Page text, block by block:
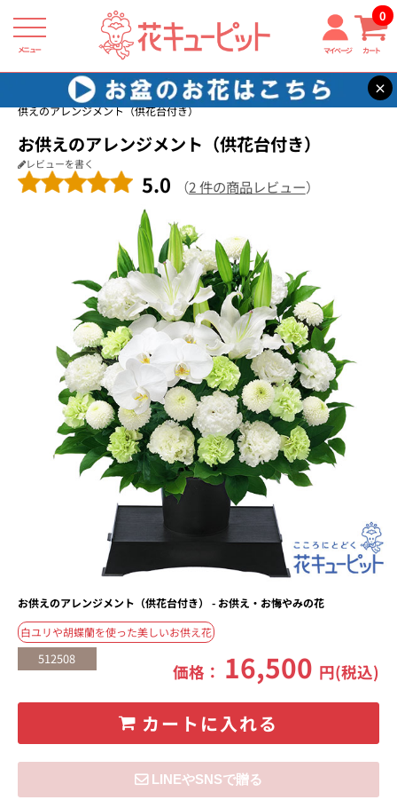
メニュー マイページ カート
0
×
花キューピット お供え・お悔やみの花
【お供え・お悔やみの花】お
供えのアレンジメント（供花台付き）
お供えのアレンジメント（供花台付き）
レビューを書く
5.0 （2 件の商品レビュー）
お供えのアレンジメント（供花台付き） - お供え・お悔やみの花
白ユリや胡蝶蘭を使った美しいお供え花
512508
価格： 16,500 円(税込)
カートに入れる